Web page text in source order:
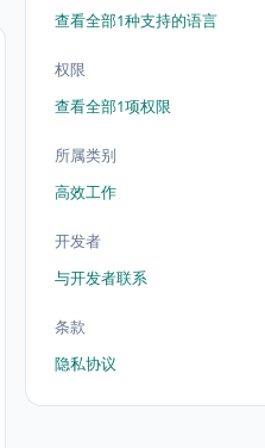
查看全部1种支持的语言
权限
查看全部1项权限
所属类别
高效工作
开发者
与开发者联系
条款
隐私协议